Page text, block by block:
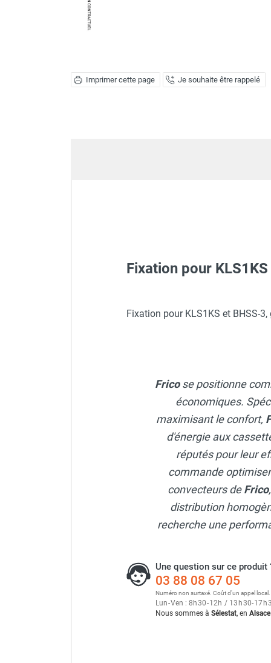
Ventilateur sur pied
Ventilateur de bureau
Extracteur d'air mural centrifuge
Déshumidificateur mobile
Déshumidificateur de maison et de
Sèche-main et sèche-cheveux
Chauffage d'atelier fixe au fioul et
Chauffage au fioul avec réservoir
Chauffage au fioul à raccorder sur
Aérotherme au fioul
Chauffage polycombustible / huile
Chauffage d'atelier fixe avec brûleur
Chauffage d'atelier suspendu
Imprimer cette page Je souhaite être rappelé
Chauffage radiant électrique
Fixation pour
Fixation pour KLS1KS et BHSS-3,
Fricose positionne
économiques.
maximisant le confort,
d'énergie aux
réputés pour leur
commande
convecteurs deFrico
distribution
recherche une
Une question sur ce produit
03 88 08 67 05
Numéro non surtaxé. Coût d'un appel local.
Lun-Ven : 8h30-12h / 13h30-17h
Nous sommes à Sélestat, en Alsace